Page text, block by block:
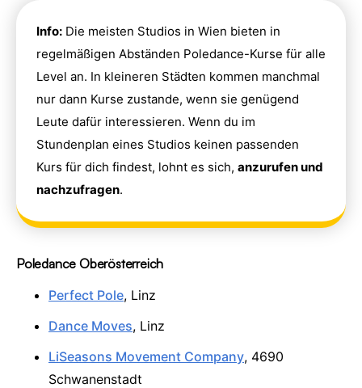
Info: Die meisten Studios in Wien bieten in
regelmäßigen Abständen Poledance-Kurse für alle
Level an. In kleineren Städten kommen manchmal
nur dann Kurse zustande, wenn sie genügend
Leute dafür interessieren. Wenn du im
Stundenplan eines Studios keinen passenden
Kurs für dich findest, lohnt es sich, anzurufen und
nachzufragen.
Poledance Oberösterreich
Perfect Pole, Linz
Dance Moves, Linz
LiSeasons Movement Company, 4690
Schwanenstadt